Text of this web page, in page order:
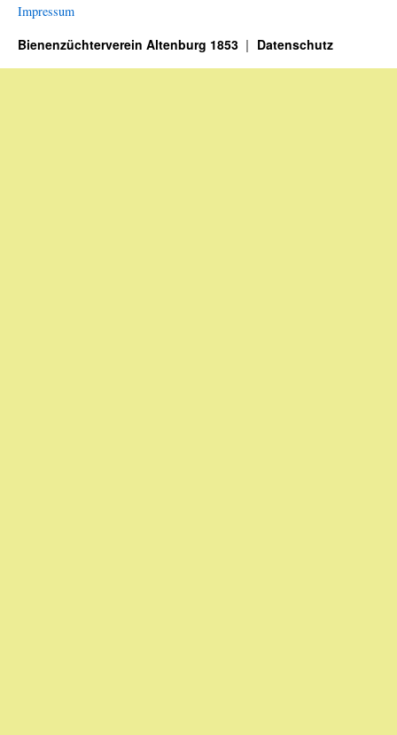
Impressum
Bienenzüchterverein Altenburg 1853 Datenschutz